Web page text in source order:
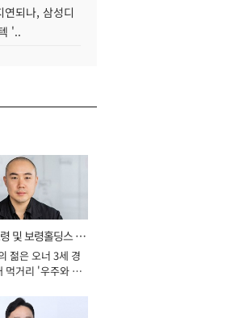
되나, 삼성디
'..
및 보령홀딩스 대
젊은 오너 3세 경
먹거리 '우주와 헬